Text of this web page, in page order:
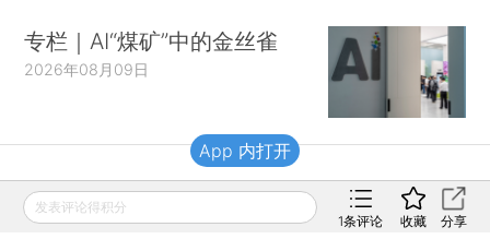
专栏｜AI“煤矿”中的金丝雀
2026年08月09日
财新移动
发表评论得积分
1条评论 收藏 分享
App 内打开